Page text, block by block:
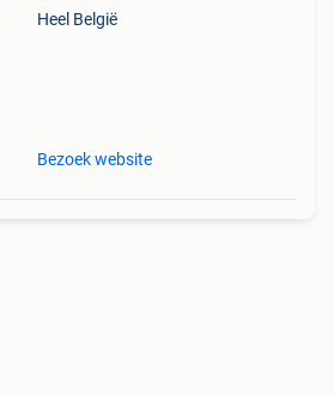
Heel België
Bezoek website